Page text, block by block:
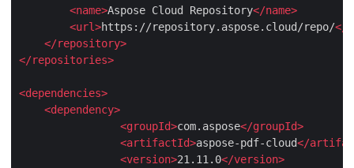
<name>Aspose Cloud Repository</name>
<url>https://repository.aspose.cloud/repo/</
</repository>
</repositories>
<dependencies>
<dependency>
<groupId>com.aspose</groupId>
<artifactId>aspose-pdf-cloud</
<version>21.11.0</version>